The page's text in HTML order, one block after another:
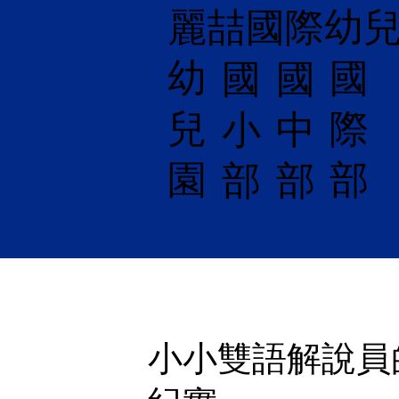
麗喆國際幼
幼
兒
園
​國
小
部
國
中
部
國
際
部
小小雙語解說